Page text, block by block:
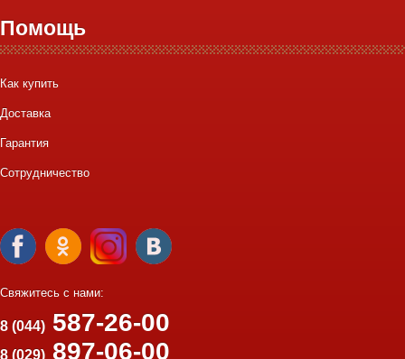
Помощь
Как купить
Доставка
Гарантия
Сотрудничество
Свяжитесь с нами:
8 (044) 587-26-00
8 (029) 897-06-00